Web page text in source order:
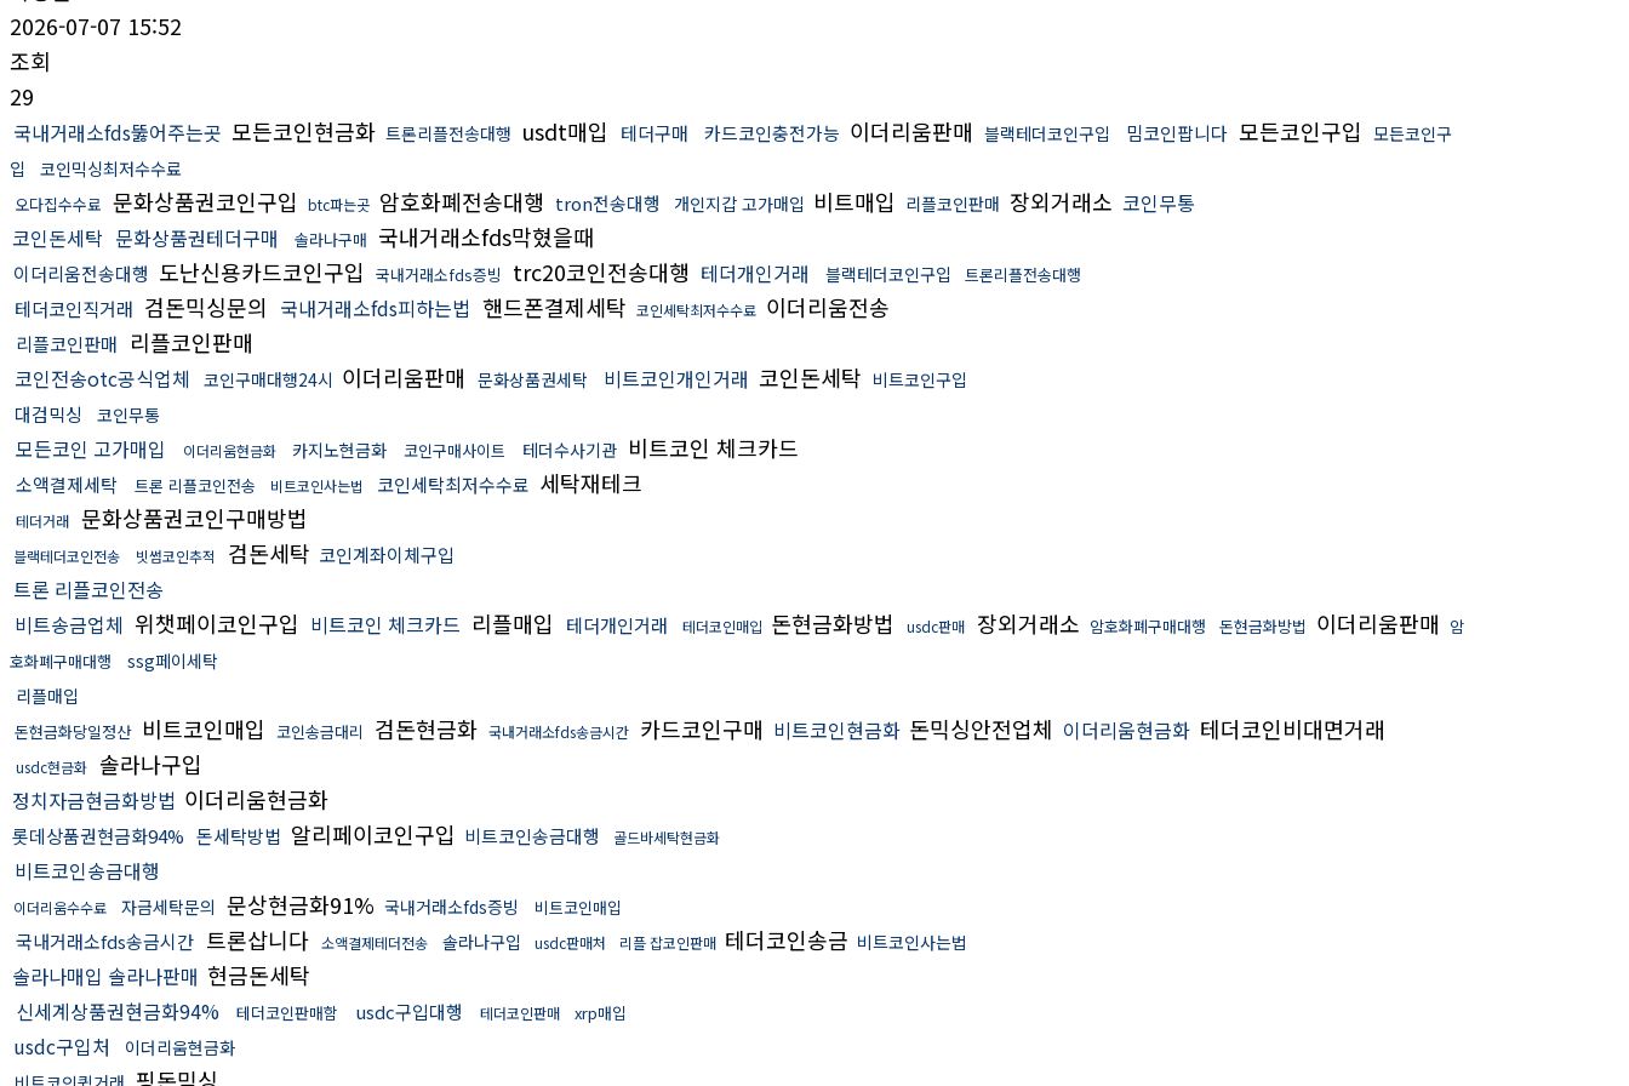
2026-07-07 15:52
조회
29
국내거래소fds뚫어주는곳 모든코인현금화 트론리플전송대행 usdt매입 테더구매 카드코인충전가능 이더리움판매 블랙테더코인구입 밈코인팝니다 모든코인구입 모든코인구
입
코인믹싱최저수수료
오다집수수료 문화상품권코인구입 btc파는곳 암호화폐전송대행 tron전송대행 개인지갑 고가매입 비트매입 리플코인판매 장외거래소 코인무통
코인돈세탁 문화상품권테더구매 솔라나구매 국내거래소fds막혔을때
이더리움전송대행 도난신용카드코인구입 국내거래소fds증빙 trc20코인전송대행 테더개인거래 블랙테더코인구입 트론리플전송대행
테더코인직거래 검돈믹싱문의 국내거래소fds피하는법 핸드폰결제세탁 코인세탁최저수수료 이더리움전송
리플코인판매 리플코인판매
코인전송otc공식업체 코인구매대행24시 이더리움판매 문화상품권세탁 비트코인개인거래 코인돈세탁 비트코인구입
대검믹싱 코인무통
모든코인 고가매입 이더리움현금화 카지노현금화 코인구매사이트 테더수사기관 비트코인 체크카드
소액결제세탁 트론 리플코인전송 비트코인사는법 코인세탁최저수수료 세탁재테크
테더거래 문화상품권코인구매방법
블랙테더코인전송 빗썸코인추적 검돈세탁 코인계좌이체구입
트론 리플코인전송
비트송금업체 위챗페이코인구입 비트코인 체크카드 리플매입 테더개인거래 테더코인매입 돈현금화방법 usdc판매 장외거래소 암호화폐구매대행 돈현금화방법 이더리움판매 암
호화폐구매대행
ssg페이세탁
리플매입
돈현금화당일정산 비트코인매입 코인송금대리 검돈현금화 국내거래소fds송금시간 카드코인구매 비트코인현금화 돈믹싱안전업체 이더리움현금화 테더코인비대면거래
usdc현금화 솔라나구입
정치자금현금화방법 이더리움현금화
롯데상품권현금화94% 돈세탁방법 알리페이코인구입 비트코인송금대행 골드바세탁현금화
비트코인송금대행
이더리움수수료 자금세탁문의 문상현금화91% 국내거래소fds증빙 비트코인매입
국내거래소fds송금시간 트론삽니다 소액결제테더전송 솔라나구입 usdc판매처 리플 잡코인판매 테더코인송금 비트코인사는법
솔라나매입 솔라나판매 현금돈세탁
신세계상품권현금화94% 테더코인판매함 usdc구입대행 테더코인판매 xrp매입
usdc구입처
이더리움현금화